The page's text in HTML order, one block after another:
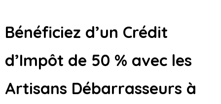
Bénéficiez d’un Crédit
d’Impôt de 50 % avec les
Artisans Débarrasseurs à